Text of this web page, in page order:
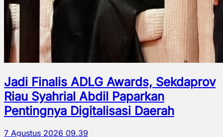
Jadi Finalis ADLG Awards, Sekdaprov
Riau Syahrial Abdil Paparkan
Pentingnya Digitalisasi Daerah
7 Agustus 2026 09.39